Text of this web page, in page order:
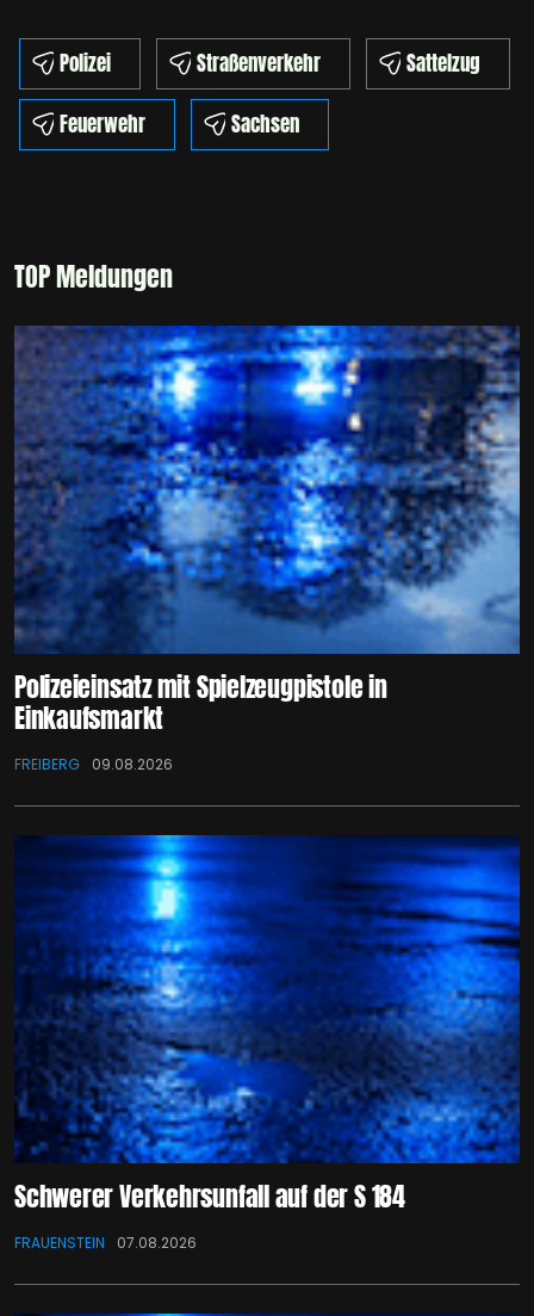
Polizei Straßenverkehr
Sattelzug
Feuerwehr
Sachsen
TOP Meldungen
Polizeieinsatz mit Spielzeugpistole in
Einkaufsmarkt
FREIBERG 09.08.2026
Schwerer Verkehrsunfall auf der S 184
FRAUENSTEIN 07.08.2026